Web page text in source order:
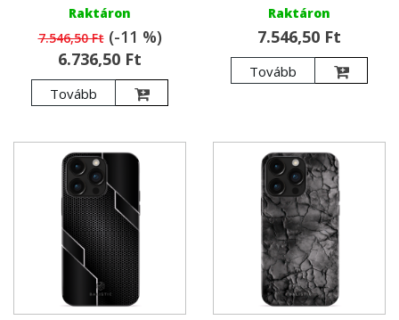
Raktáron
7.546,50 Ft(-11 %)
6.736,50 Ft
Tovább
Raktáron
7.546,50 Ft
Tovább